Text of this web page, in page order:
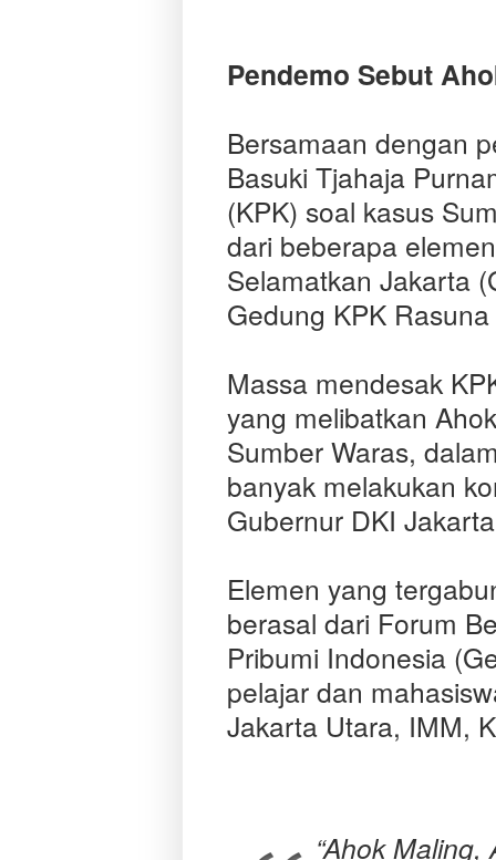
Pendemo Sebut
Bersamaan dengan
Basuki Tjahaja
(KPK) soal kasus
dari beberapa
Selamatkan Jakarta
Gedung KPK
Massa mendesak
yang melibatkan
Sumber Waras,
banyak melakukan
Gubernur DKI
Elemen yang
berasal dari Forum
Pribumi Indonesia
pelajar dan
Jakarta Utara, IMM,
“Ahok